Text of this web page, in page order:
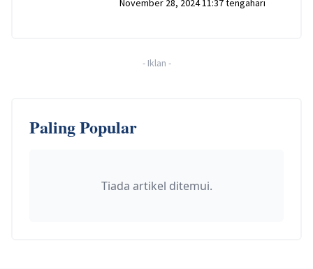
November 28, 2024 11:37 tengahari
- Iklan -
Paling Popular
Tiada artikel ditemui.